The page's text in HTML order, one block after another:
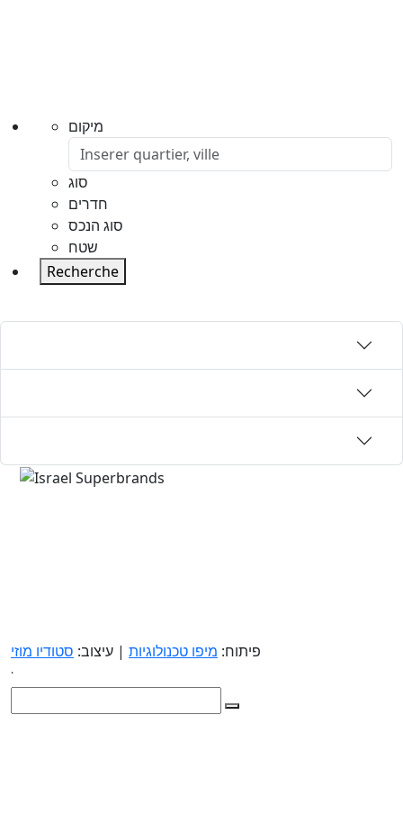
מיקום
סוג
חדרים
סוג הנכס
שטח
Recherche
פיתוח: מיפו טכנולוגיות | עיצוב: סטודיו מוזי
.